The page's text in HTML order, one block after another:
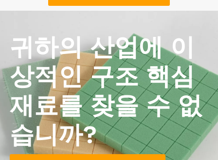
귀하의 산업에 이
상적인 구조 핵심
재료를 찾을 수 없
습니까?